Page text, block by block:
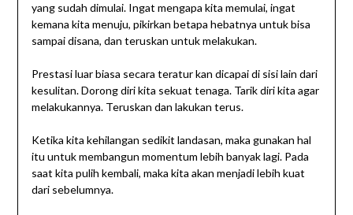
yang sudah dimulai. Ingat mengapa kita memulai, ingat
kemana kita menuju, pikirkan betapa hebatnya untuk bisa
sampai disana, dan teruskan untuk melakukan.
Prestasi luar biasa secara teratur kan dicapai di sisi lain dari
kesulitan. Dorong diri kita sekuat tenaga. Tarik diri kita agar
melakukannya. Teruskan dan lakukan terus.
Ketika kita kehilangan sedikit landasan, maka gunakan hal
itu untuk membangun momentum lebih banyak lagi. Pada
saat kita pulih kembali, maka kita akan menjadi lebih kuat
dari sebelumnya.